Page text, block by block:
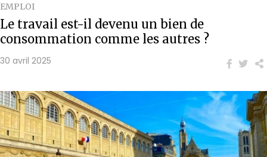
EMPLOI
Le travail est-il devenu un bien de
consommation comme les autres ?
30 avril 2025